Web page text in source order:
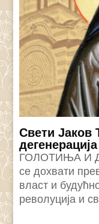
Свети Јаков
дегенерација
ГОЛОТИЊА И
се дохвати
власт и
револуција и